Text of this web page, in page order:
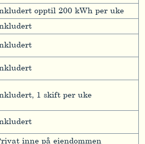
opptil 200 kWh per uke
1 skift per uke
inne på eiendommen